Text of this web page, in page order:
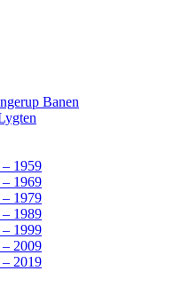
Banen
1959
1969
1979
1989
1999
2009
2019